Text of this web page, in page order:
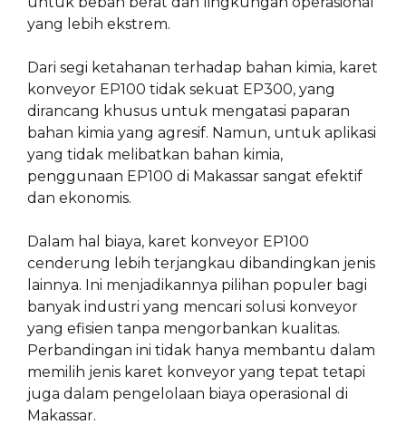
yang lebih ekstrem.
Dari segi ketahanan terhadap bahan kimia, karet
konveyor EP100 tidak sekuat EP300, yang
dirancang khusus untuk mengatasi paparan
bahan kimia yang agresif. Namun, untuk aplikasi
yang tidak melibatkan bahan kimia,
penggunaan EP100 di Makassar sangat efektif
dan ekonomis.
Dalam hal biaya, karet konveyor EP100
cenderung lebih terjangkau dibandingkan jenis
lainnya. Ini menjadikannya pilihan populer bagi
banyak industri yang mencari solusi konveyor
yang efisien tanpa mengorbankan kualitas.
Perbandingan ini tidak hanya membantu dalam
memilih jenis karet konveyor yang tepat tetapi
juga dalam pengelolaan biaya operasional di
Makassar.